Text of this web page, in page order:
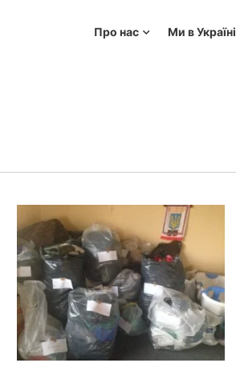
Про нас Ми в Україні